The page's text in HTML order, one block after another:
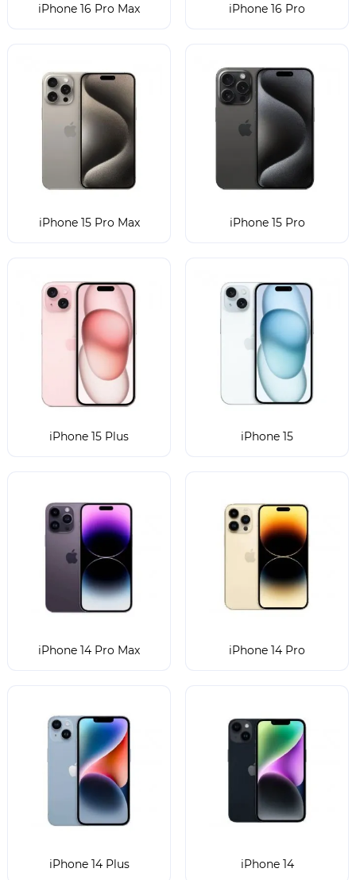
iPhone 16 Pro Max iPhone 16 Pro
iPhone 15 Pro Max iPhone 15 Pro
iPhone 15 Plus iPhone 15
iPhone 14 Pro Max iPhone 14 Pro
iPhone 14 Plus iPhone 14